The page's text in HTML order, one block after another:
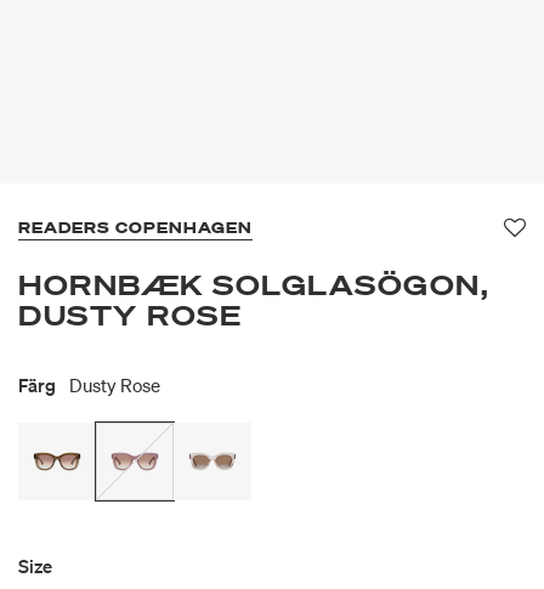
READERS COPENHAGEN
HORNBÆK SOLGLASÖGON,
DUSTY ROSE
Färg Dusty Rose
Size